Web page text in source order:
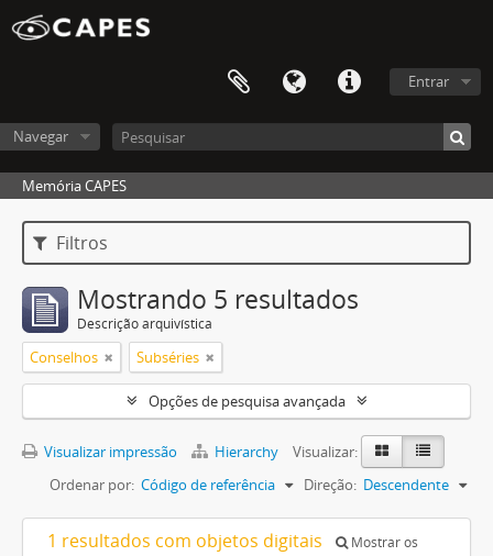
Entrar
Navegar
Memória CAPES
Filtros
Mostrando 5 resultados
Descrição arquivística
Conselhos Subséries
Opções de pesquisa avançada
Visualizar impressão Hierarchy
Visualizar:
Ordenar por: Código de referência Direção: Descendente
1 resultados com objetos digitais
Mostrar os